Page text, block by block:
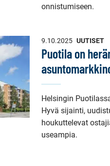
onnistumiseen.
9.10.2025 UUTISET
Puotila on
Helsingin
Hyvä sijainti,
houkuttelevat
useampia.